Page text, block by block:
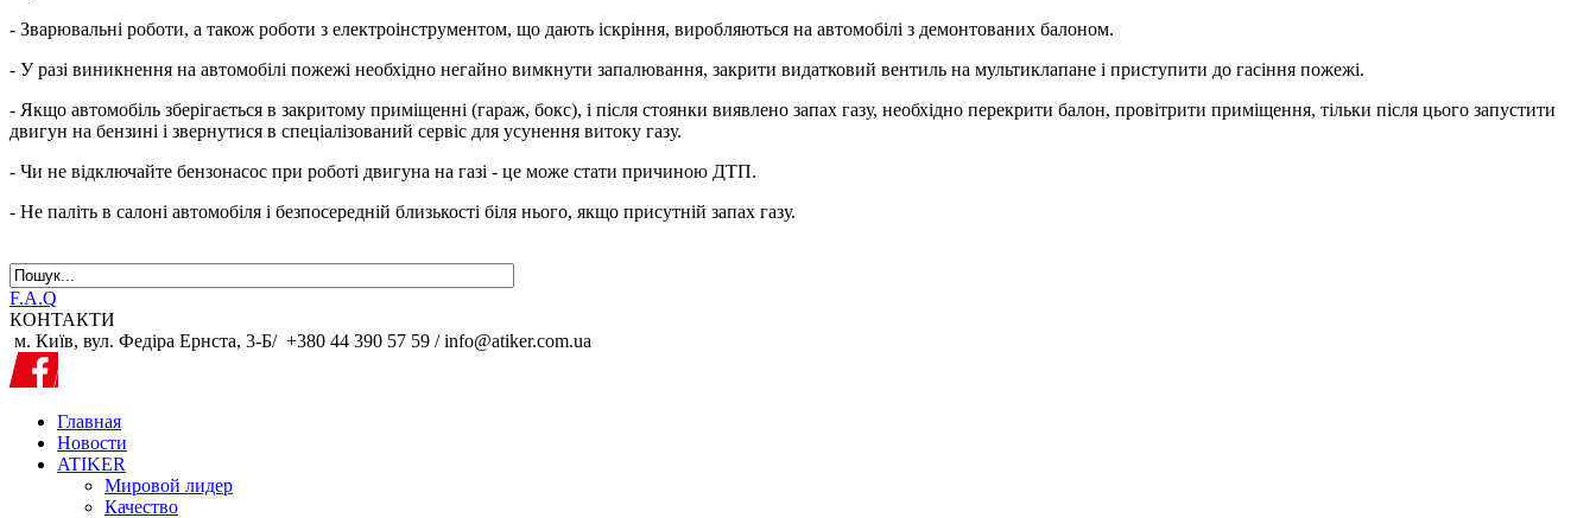
- Зварювальні роботи, а також роботи з електроінструментом, що дають іскріння, виробляються на автомобілі з демонтованих балоном.
- У разі виникнення на автомобілі пожежі необхідно негайно вимкнути запалювання, закрити видатковий вентиль на мультиклапане і приступити до гасіння пожежі.
- Якщо автомобіль зберігається в закритому приміщенні (гараж, бокс), і після стоянки виявлено запах газу, необхідно перекрити балон, провітрити приміщення, тільки після цього запустити
двигун на бензині і звернутися в спеціалізований сервіс для усунення витоку газу.
- Чи не відключайте бензонасос при роботі двигуна на газі - це може стати причиною ДТП.
- Не паліть в салоні автомобіля і безпосередній близькості біля нього, якщо присутній запах газу.
F.A.Q
КОНТАКТИ
м. Київ, вул. Федіра Ернста, 3-Б/ +380 44 390 57 59 /info@atiker.com.ua
Главная
Новости
ATIKER
Мировой лидер
Качество